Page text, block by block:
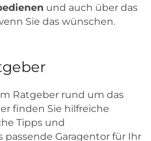
und auch über das
Sie das wünschen.
Ratgeber rund um das
finden Sie hilfreiche
Tipps und
passende Garagentor für Ihr